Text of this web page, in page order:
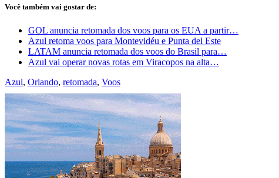
Você também vai gostar de:
GOL anuncia retomada dos voos para os EUA a partir…
Azul retoma voos para Montevidéu e Punta del Este
LATAM anuncia retomada dos voos do Brasil para…
Azul vai operar novas rotas em Viracopos na alta…
Azul, Orlando, retomada, Voos